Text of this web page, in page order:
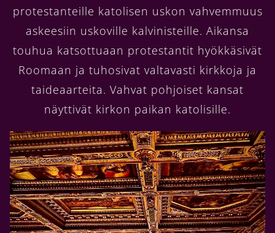
protestanteille katolisen uskon vahvemmuus
askeesiin uskoville kalvinisteille. Aikansa
touhua katsottuaan protestantit hyökkäsivät
Roomaan ja tuhosivat valtavasti kirkkoja ja
taideaarteita. Vahvat pohjoiset kansat
näyttivät kirkon paikan katolisille.